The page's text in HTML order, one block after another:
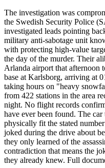
The investigation was
the Swedish Security Police
investigated leads pointing
military anti-sabotage unit
with protecting high-value
the day of the murder. Their
Arlanda airport that afternoon
base at Karlsborg, arriving at
taking hours on "heavy
from 422 stations in the area
night. No flight records
have ever been found. The
physically fit the stated
joked during the drive about
they only learned of the
contradiction that means the
they already knew. Full